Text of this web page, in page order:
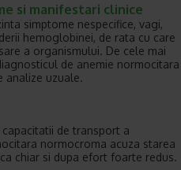
si manifestari clinice
simptome nespecifice, vagi,
hemoglobinei, de rata cu care
a organismului. De cele mai
de anemie normocitara
analize uzuale.
de transport a
normocroma acuza starea
chiar si dupa efort foarte redus.